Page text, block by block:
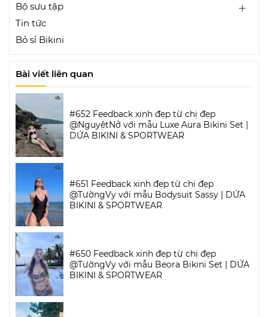
Bộ sưu tập
Tin tức
Bỏ sỉ Bikini
Bài viết liên quan
#652 Feedback xinh đẹp từ chị đẹp
@NguyệtNở với mẫu Luxe Aura Bikini Set |
DỨA BIKINI & SPORTWEAR
#651 Feedback xinh đẹp từ chị đẹp
@TườngVy với mẫu Bodysuit Sassy | DỨA
BIKINI & SPORTWEAR
#650 Feedback xinh đẹp từ chị đẹp
@TườngVy với mẫu Beora Bikini Set | DỨA
BIKINI & SPORTWEAR